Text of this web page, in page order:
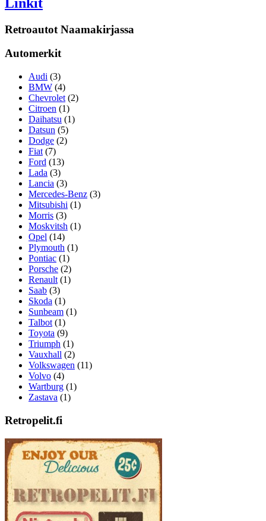
Retroautot Naamakirjassa
Automerkit
Audi (3)
BMW (4)
Chevrolet (2)
Citroen (1)
Daihatsu (1)
Datsun (5)
Dodge (2)
Fiat (7)
Ford (13)
Lada (3)
Lancia (3)
Mercedes-Benz (3)
Mitsubishi (1)
Morris (3)
Moskvitsh (1)
Opel (14)
Plymouth (1)
Pontiac (1)
Porsche (2)
Renault (1)
Saab (3)
Skoda (1)
Sunbeam (1)
Talbot (1)
Toyota (9)
Triumph (1)
Vauxhall (2)
Volkswagen (11)
Volvo (4)
Wartburg (1)
Zastava (1)
Retropelit.fi